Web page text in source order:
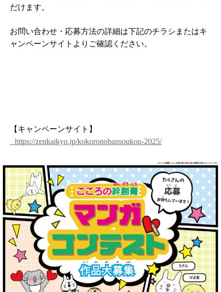
だけます。
お問い合わせ・応募方法の詳細は下記のチラシまたはキ
ャンペーンサイトよりご確認ください。
【キャンペーンサイト】
https://zenkaikyo.jp/kokoronobansoukou-2025/